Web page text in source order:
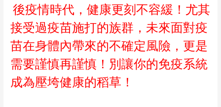
後疫情時代，健康更刻不容緩！尤其
接受過疫苗施打的族群，未來面對疫
苗在身體內帶來的不確定風險，更是
需要謹慎再謹慎！別讓你的免疫系統
成為壓垮健康的稻草！